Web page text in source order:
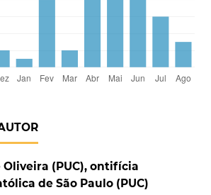
Oliveira (PUC), ontifícia
de São Paulo (PUC)